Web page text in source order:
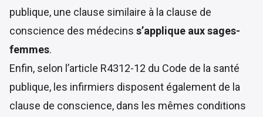
publique, une clause similaire à la clause de
conscience des médecins s’applique aux sages-
femmes.
Enfin, selon l’article R4312-12 du Code de la santé
publique, les infirmiers disposent également de la
clause de conscience, dans les mêmes conditions